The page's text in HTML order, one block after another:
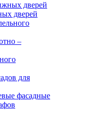
дверей
дверей
–
для
фасадные